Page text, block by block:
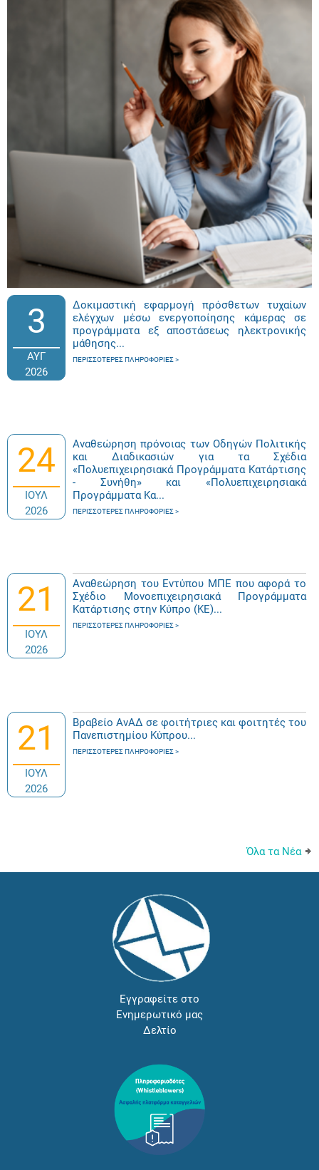
3
ΑΥΓ
2026
Δοκιμαστική εφαρμογή πρόσθετων τυχαίων
ελέγχων μέσω ενεργοποίησης κάμερας σε
προγράμματα εξ αποστάσεως ηλεκτρονικής
μάθησης...
ΠΕΡΙΣΣΌΤΕΡΕΣ ΠΛΗΡΟΦΟΡΊΕΣ
24
ΙΟΥΛ
2026
Αναθεώρηση πρόνοιας των Οδηγών Πολιτικής
και Διαδικασιών για τα Σχέδια
«Πολυεπιχειρησιακά Προγράμματα Κατάρτισης
- Συνήθη» και «Πολυεπιχειρησιακά
Προγράμματα Κα...
ΠΕΡΙΣΣΌΤΕΡΕΣ ΠΛΗΡΟΦΟΡΊΕΣ
21
ΙΟΥΛ
2026
Αναθεώρηση του Εντύπου ΜΠΕ που αφορά το
Σχέδιο Μονοεπιχειρησιακά Προγράμματα
Κατάρτισης στην Κύπρο (ΚΕ)...
ΠΕΡΙΣΣΌΤΕΡΕΣ ΠΛΗΡΟΦΟΡΊΕΣ
21
ΙΟΥΛ
2026
Βραβείο ΑνΑΔ σε φοιτήτριες και φοιτητές του
Πανεπιστημίου Κύπρου...
ΠΕΡΙΣΣΌΤΕΡΕΣ ΠΛΗΡΟΦΟΡΊΕΣ
Όλα τα Νέα
Εγγραφείτε στο
Ενημερωτικό μας
Δελτίο